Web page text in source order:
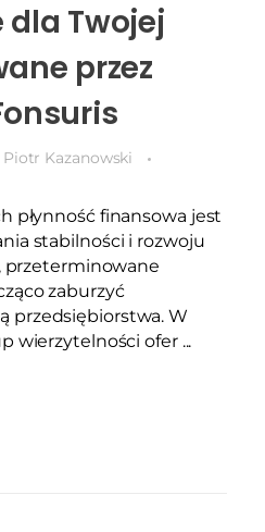
dla Twojej
przez
Piotr Kazanowski
płynność finansowa jest
stabilności i rozwoju
przeterminowane
zaburzyć
przedsiębiorstwa. W
wierzytelności ofer ...